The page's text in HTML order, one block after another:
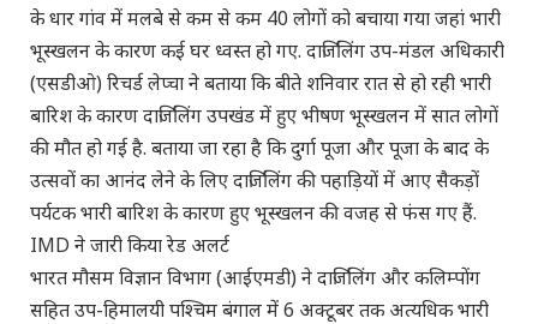
के धार गांव में मलबे से कम से कम 40 लोगों को बचाया गया जहां भारी
भूस्खलन के कारण कई घर ध्वस्त हो गए. दार्जिलिंग उप-मंडल अधिकारी
(एसडीओ) रिचर्ड लेप्चा ने बताया कि बीते शनिवार रात से हो रही भारी
बारिश के कारण दार्जिलिंग उपखंड में हुए भीषण भूस्खलन में सात लोगों
की मौत हो गई है. बताया जा रहा है कि दुर्गा पूजा और पूजा के बाद के
उत्सवों का आनंद लेने के लिए दार्जिलिंग की पहाड़ियों में आए सैकड़ों
पर्यटक भारी बारिश के कारण हुए भूस्खलन की वजह से फंस गए हैं.
IMD ने जारी किया रेड अलर्ट
भारत मौसम विज्ञान विभाग (आईएमडी) ने दार्जिलिंग और कलिम्पोंग
सहित उप-हिमालयी पश्चिम बंगाल में 6 अक्टूबर तक अत्यधिक भारी